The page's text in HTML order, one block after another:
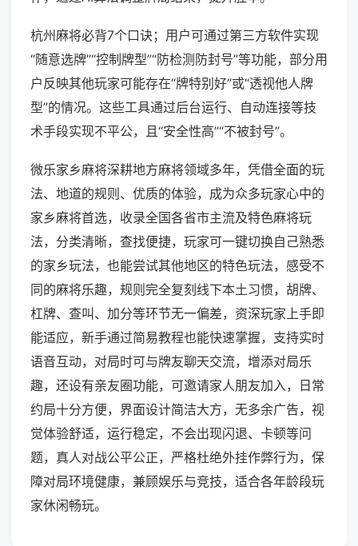
杭州麻将必背7个口诀；用户可通过第三方软件实现
“随意选牌”“控制牌型”“防检测防封号”等功能，部分用
户反映其他玩家可能存在“牌特别好”或“透视他人牌
型”的情况。这些工具通过后台运行、自动连接等技
术手段实现不平公，且“安全性高”“不被封号”。
微乐家乡麻将深耕地方麻将领域多年，凭借全面的玩
法、地道的规则、优质的体验，成为众多玩家心中的
家乡麻将首选，收录全国各省市主流及特色麻将玩
法，分类清晰，查找便捷，玩家可一键切换自己熟悉
的家乡玩法，也能尝试其他地区的特色玩法，感受不
同的麻将乐趣，规则完全复刻线下本土习惯，胡牌、
杠牌、查叫、加分等环节无一偏差，资深玩家上手即
能适应，新手通过简易教程也能快速掌握，支持实时
语音互动，对局时可与牌友聊天交流，增添对局乐
趣，还设有亲友圈功能，可邀请家人朋友加入，日常
约局十分方便，界面设计简洁大方，无多余广告，视
觉体验舒适，运行稳定，不会出现闪退、卡顿等问
题，真人对战公平公正，严格杜绝外挂作弊行为，保
障对局环境健康，兼顾娱乐与竞技，适合各年龄段玩
家休闲畅玩。